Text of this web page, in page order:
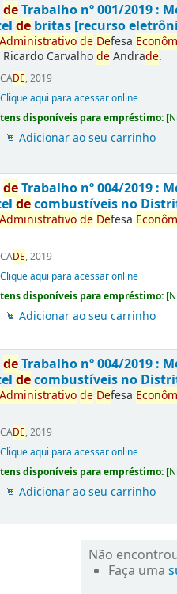
deTrabalho nº 001/2019 :
de britas [recurso
Administrativode Defesa
Ricardo CarvalhodeAndrade.
DE, 2019
Clique aqui para acessar online
disponíveis para empréstimo: [
Adicionar ao seu carrinho
deTrabalho nº 004/2019 :
decombustíveis no
Administrativode Defesa
DE, 2019
Clique aqui para acessar online
disponíveis para empréstimo: [
Adicionar ao seu carrinho
deTrabalho nº 004/2019 :
decombustíveis no
Administrativode Defesa
DE, 2019
Clique aqui para acessar online
disponíveis para empréstimo: [
Adicionar ao seu carrinho
Não
Faça uma